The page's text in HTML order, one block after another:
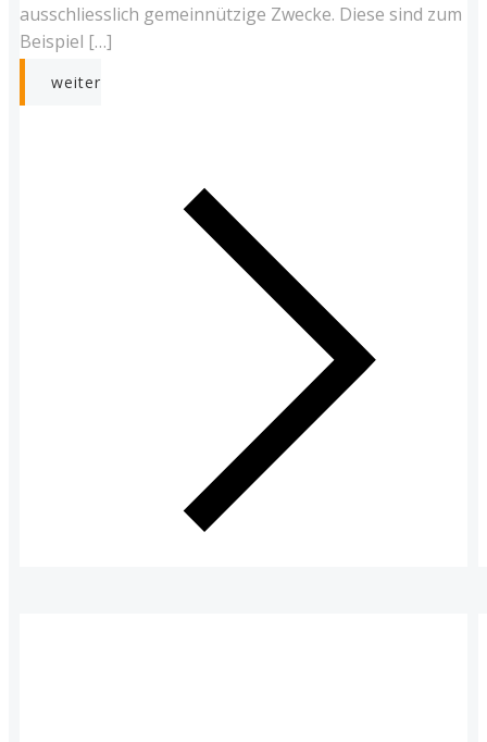
ausschliesslich gemeinnützige Zwecke. Diese sind zum
Beispiel […]
weiter